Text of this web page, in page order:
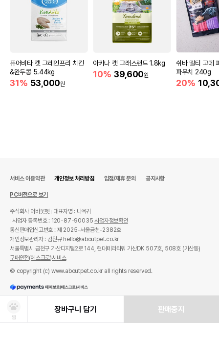
퓨어비타 캣 그레인프리 치킨
&완두콩 5.44kg
31% 53,000원
아카나 캣 그래스랜드 1.8kg
10% 39,600원
쉬바 멜티 고메
파우치 240g
20%
찜
장바구니 담기 판매중지
서비스 이용약관 개인정보 처리방침 입점/제휴 문의 공지사항
PC버전으로 보기
주식회사 어바웃펫
대표자명 : 나옥귀
사업자 등록번호 : 120-87-90035사업자정보확인
통신판매업신고번호 : 제 2025-서울금천-2382호
개인정보관리자 : 김원규 hello@aboutpet.co.kr
서울특별시 금천구 가산디지털2로 144, 현대테라타워 가산DK 507호, 508호 (가산동)
구매안전(에스크로)서비스
© copyright (c) www.aboutpet.co.kr all rights reserved.